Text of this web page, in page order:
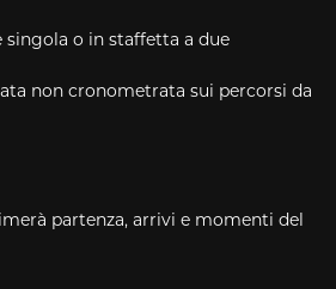
o in staffetta a due
non cronometrata sui percorsi da
partenza, arrivi e momenti del